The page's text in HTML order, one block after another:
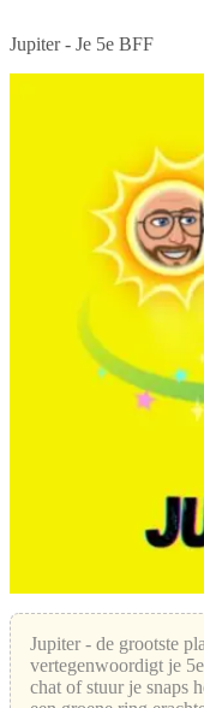
Jupiter - Je 5e BFF
Jupiter - de grootste
vertegenwoordigt je
chat of stuur je snaps